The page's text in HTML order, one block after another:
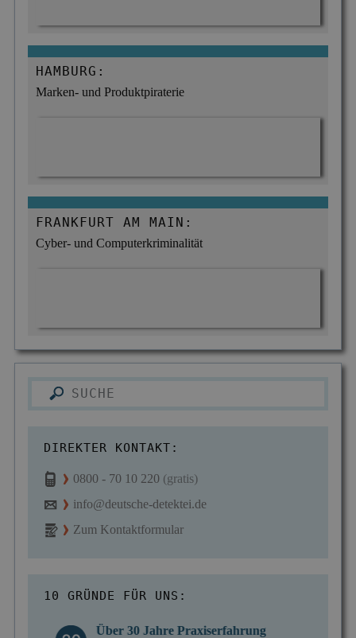
HAMBURG:
Marken- und Produktpiraterie
FRANKFURT AM MAIN:
Cyber- und Computerkriminalität
DIREKTER KONTAKT:
0800 - 70 10 220 (gratis)
info@deutsche-detektei.de
Zum Kontaktformular
10 GRÜNDE FÜR UNS:
Über 30 Jahre Praxiserfahrung